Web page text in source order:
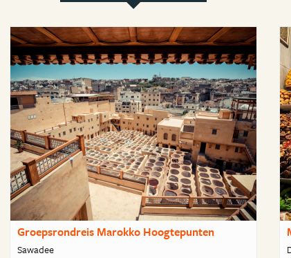
Groepsrondreis Marokko Hoogtepunten
Sawadee